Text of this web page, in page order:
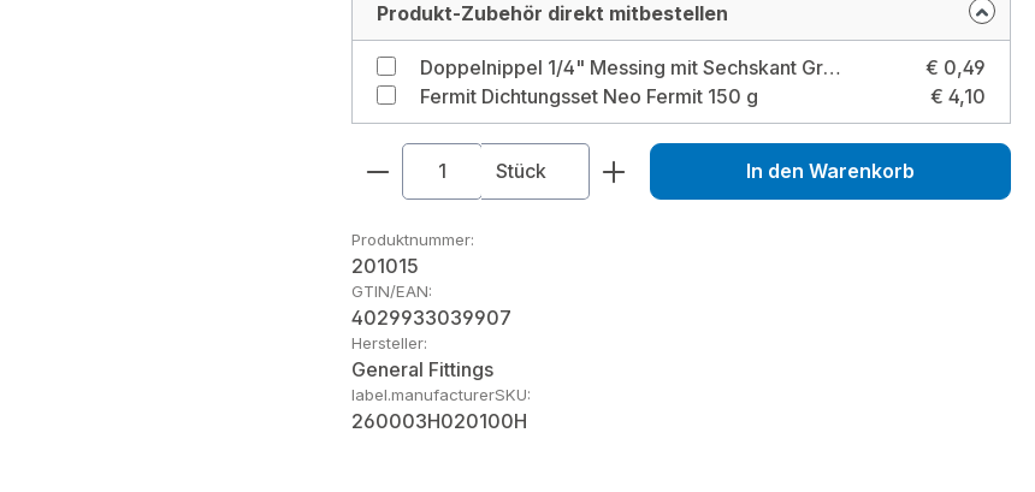
Produkt-Zubehör direkt mitbestellen
Doppelnippel 1/4" Messing mit Sechskant Größe: 1/4 Zoll
€ 0,49
Fermit Dichtungsset Neo Fermit 150 g
€ 4,10
Produkt Anzahl: Gib den gewünschten Wert
Stück In den Warenkorb
Produktnummer:
201015
GTIN/EAN:
4029933039907
Hersteller:
General Fittings
label.manufacturerSKU:
260003H020100H